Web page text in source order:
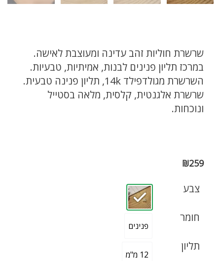
שרשרת חוליות זהב עדינה ומעוצבת לאישה.
במרכז תליון פנינים לבנות, אמיתיות, טבעיות.
השרשרת מגולדפילד 14k, תליון פנינה טבעית.
שרשרת אלגנטית, קלסית, מלאה בסטייל
ונוכחות.
₪259
צבע
חומר
פנינים
תליון
12 מ"מ